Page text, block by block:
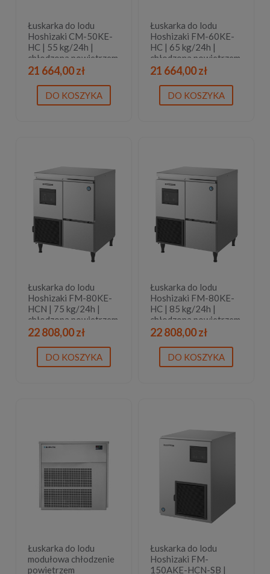
Łuskarka do lodu
Hoshizaki CM-50KE-
HC | 55 kg/24h |
chłodzona powietrzem
| bryłki lodu
21 664,00 zł
DO KOSZYKA
Łuskarka do lodu
Hoshizaki FM-60KE-
HC | 65 kg/24h |
chłodzona powietrzem
| płatki lodu
21 664,00 zł
DO KOSZYKA
Łuskarka do lodu
Hoshizaki FM-80KE-
HCN | 75 kg/24h |
chłodzona powietrzem
| bryłki lodu
22 808,00 zł
DO KOSZYKA
Łuskarka do lodu
Hoshizaki FM-80KE-
HC | 85 kg/24h |
chłodzona powietrzem
| płatki lodu
22 808,00 zł
DO KOSZYKA
Łuskarka do lodu
modułowa chłodzenie
powietrzem
Łuskarka do lodu
Hoshizaki FM-
150AKE-HCN-SB |